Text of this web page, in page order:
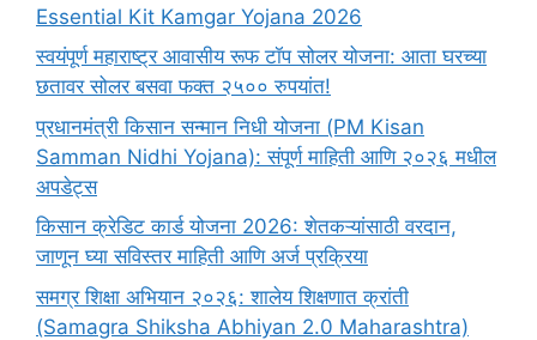
Essential Kit Kamgar Yojana 2026
स्वयंपूर्ण महाराष्ट्र आवासीय रूफ टॉप सोलर योजना: आता घरच्या
छतावर सोलर बसवा फक्त २५०० रुपयांत!
प्रधानमंत्री किसान सन्मान निधी योजना (PM Kisan
Samman Nidhi Yojana): संपूर्ण माहिती आणि २०२६ मधील
अपडेट्स
किसान क्रेडिट कार्ड योजना 2026: शेतकऱ्यांसाठी वरदान,
जाणून घ्या सविस्तर माहिती आणि अर्ज प्रक्रिया
समग्र शिक्षा अभियान २०२६: शालेय शिक्षणात क्रांती
(Samagra Shiksha Abhiyan 2.0 Maharashtra)